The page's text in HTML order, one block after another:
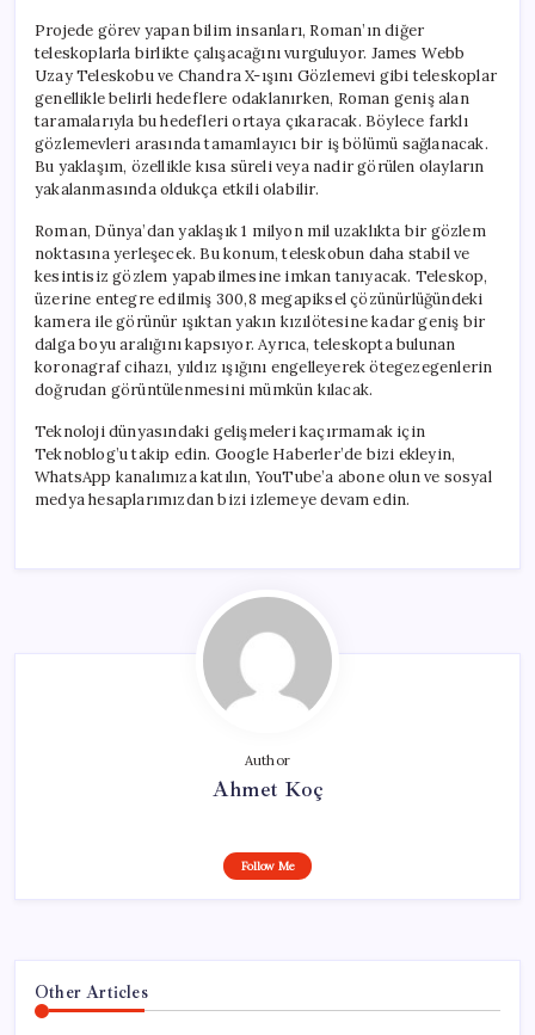
Projede görev yapan bilim insanları, Roman’ın diğer
teleskoplarla birlikte çalışacağını vurguluyor. James Webb
Uzay Teleskobu ve Chandra X-ışını Gözlemevi gibi teleskoplar
genellikle belirli hedeflere odaklanırken, Roman geniş alan
taramalarıyla bu hedefleri ortaya çıkaracak. Böylece farklı
gözlemevleri arasında tamamlayıcı bir iş bölümü sağlanacak.
Bu yaklaşım, özellikle kısa süreli veya nadir görülen olayların
yakalanmasında oldukça etkili olabilir.
Roman, Dünya’dan yaklaşık 1 milyon mil uzaklıkta bir gözlem
noktasına yerleşecek. Bu konum, teleskobun daha stabil ve
kesintisiz gözlem yapabilmesine imkan tanıyacak. Teleskop,
üzerine entegre edilmiş 300,8 megapiksel çözünürlüğündeki
kamera ile görünür ışıktan yakın kızılötesine kadar geniş bir
dalga boyu aralığını kapsıyor. Ayrıca, teleskopta bulunan
koronagraf cihazı, yıldız ışığını engelleyerek ötegezegenlerin
doğrudan görüntülenmesini mümkün kılacak.
Teknoloji dünyasındaki gelişmeleri kaçırmamak için
Teknoblog’u takip edin. Google Haberler’de bizi ekleyin,
WhatsApp kanalımıza katılın, YouTube’a abone olun ve sosyal
medya hesaplarımızdan bizi izlemeye devam edin.
Author
Ahmet Koç
Follow Me
Other Articles